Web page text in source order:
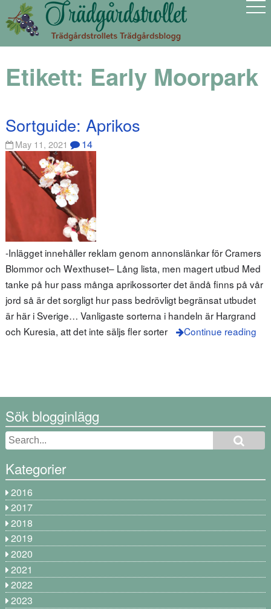
Etikett: Early Moorpark
Sortguide: Aprikos
May 11, 2021 14
-Inlägget innehåller reklam genom annonslänkar för Cramers
Blommor och Wexthuset– Lång lista, men magert utbud Med
tanke på hur pass många aprikossorter det ändå finns på vår
jord så är det sorgligt hur pass bedrövligt begränsat utbudet
är här i Sverige… Vanligaste sorterna i handeln är Hargrand
och Kuresia, att det inte säljs fler sorter
Continue reading
Sök blogginlägg
Kategorier
2016
2017
2018
2019
2020
2021
2022
2023